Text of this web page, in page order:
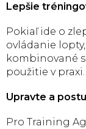
Lepšie
Pokiaľ ide o
ovládanie
kombinované
použitie v praxi.
Upravte a
Pro Training